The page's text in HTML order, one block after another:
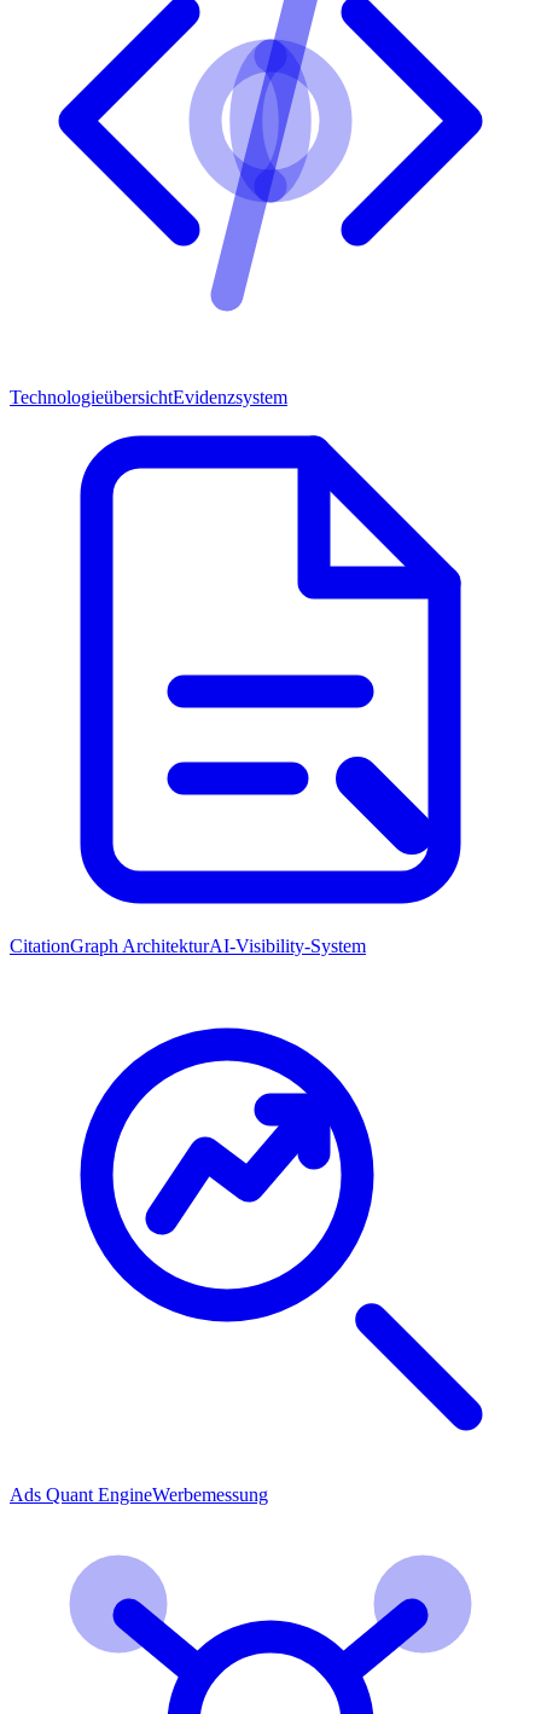
TechnologieübersichtEvidenzsystem
CitationGraph ArchitekturAI-Visibility-System
Ads Quant EngineWerbemessung